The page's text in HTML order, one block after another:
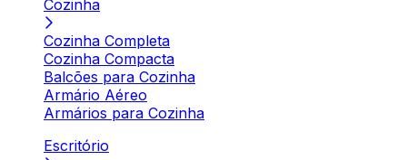
Cozinha
Cozinha Completa
Cozinha Compacta
Balcões para Cozinha
Armário Aéreo
Armários para Cozinha
Escritório